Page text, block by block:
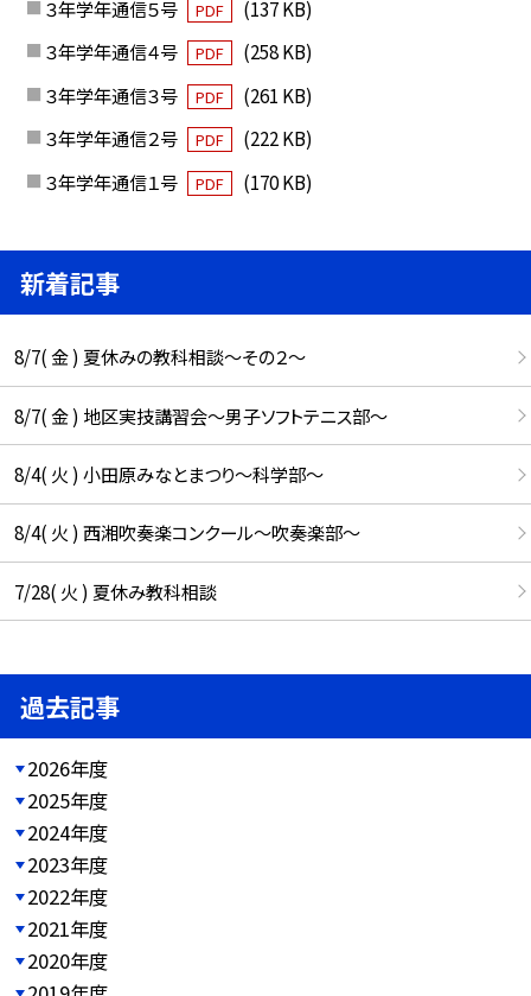
３年学年通信５号 PDF
(137 KB)
３年学年通信４号
PDF
(258 KB)
３年学年通信３号
PDF
(261 KB)
３年学年通信２号
PDF
(222 KB)
３年学年通信１号
PDF (170 KB)
新着記事
8/7( 金 ) 夏休みの教科相談～その２～
8/7( 金 ) 地区実技講習会～男子ソフトテニス部～
8/4( 火 ) 小田原みなとまつり～科学部～
8/4( 火 ) 西湘吹奏楽コンクール～吹奏楽部～
7/28( 火 ) 夏休み教科相談
過去記事
2026年度
2025年度
2024年度
2023年度
2022年度
2021年度
2020年度